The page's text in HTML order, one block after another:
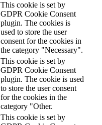
This cookie is set by
GDPR Cookie Consent
plugin. The cookies is
used to store the user
consent for the cookies in
the category "Necessary".
This cookie is set by
GDPR Cookie Consent
plugin. The cookie is used
to store the user consent
for the cookies in the
category "Other.
This cookie is set by